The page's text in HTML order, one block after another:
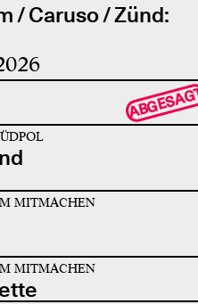
/ Caruso / Zünd:
MITMACHEN
MITMACHEN